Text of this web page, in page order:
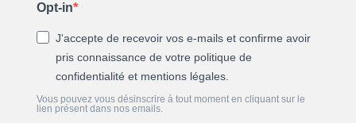
Opt-in
J'accepte de recevoir vos e-mails et confirme avoir
pris connaissance de votre politique de
confidentialité et mentions légales.
Vous pouvez vous désinscrire à tout moment en cliquant sur le
lien présent dans nos emails.